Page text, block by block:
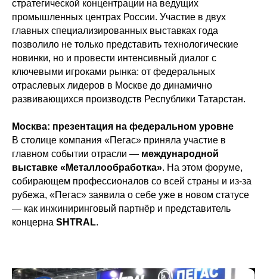
стратегической концентрации на ведущих
промышленных центрах России. Участие в двух
главных специализированных выставках года
позволило не только представить технологические
новинки, но и провести интенсивный диалог с
ключевыми игроками рынка: от федеральных
отраслевых лидеров в Москве до динамично
развивающихся производств Республики Татарстан.
Москва: презентация на федеральном уровне
В столице компания «Пегас» приняла участие в
главном событии отрасли — международной
выставке «Металлообработка». На этом форуме,
собирающем профессионалов со всей страны и из-за
рубежа, «Пегас» заявила о себе уже в новом статусе
— как инжиниринговый партнёр и представитель
концерна SHTRAL.